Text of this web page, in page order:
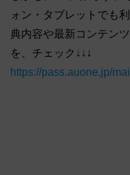
ォン・タブレットでも
典内容や最新コンテン
を、チェック↓↓↓
https://pass.auone.jp/